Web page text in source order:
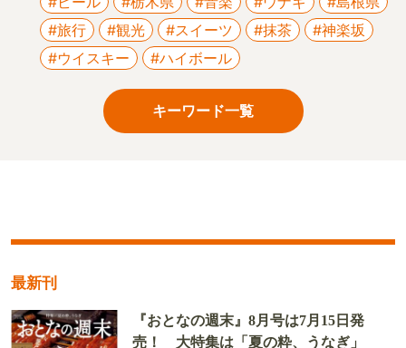
#旅行
#観光 #スイーツ #抹茶
#神楽坂
#ウイスキー
#ハイボール
キーワード一覧
最新刊
『おとなの週末』8月号は7月15日発
売！ 大特集は「夏の粋、うなぎ」